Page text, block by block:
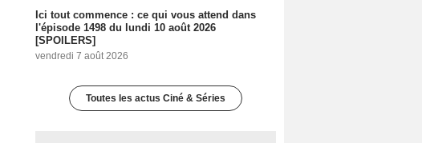
Ici tout commence : ce qui vous attend dans
l'épisode 1498 du lundi 10 août 2026
[SPOILERS]
vendredi 7 août 2026
Toutes les actus Ciné & Séries